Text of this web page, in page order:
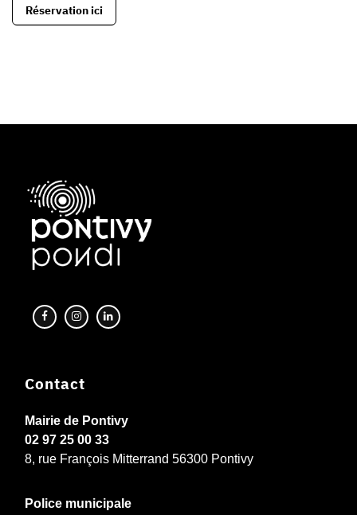
Réservation ici
Contact
Mairie de Pontivy
02 97 25 00 33
8, rue François Mitterrand 56300 Pontivy
Police municipale